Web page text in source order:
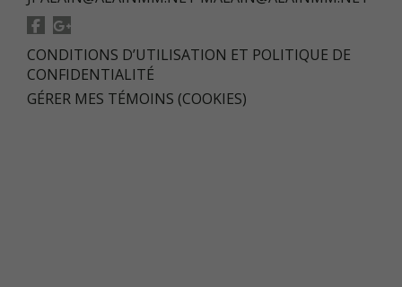
CONDITIONS D’UTILISATION ET POLITIQUE DE
CONFIDENTIALITÉ
GÉRER MES TÉMOINS (COOKIES)